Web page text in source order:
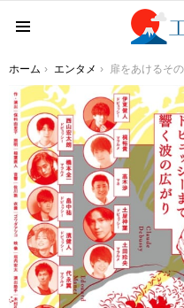
You are here:
ホーム エンタメ 扉をあけるそ